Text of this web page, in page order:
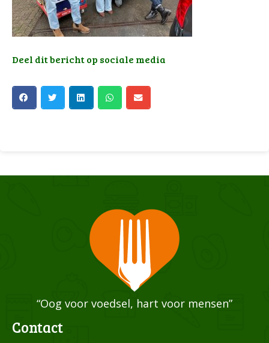
Deel dit bericht op sociale media
“Oog voor voedsel, hart voor mensen”
Contact